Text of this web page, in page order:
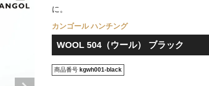
に。
カンゴール ハンチング
WOOL 504（ウール） ブラック
商品番号 kgwh001-black